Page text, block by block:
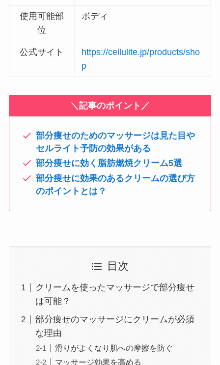
使用可能部
位
ボディ
公式サイト
https://cellulite.jp/products/sho
p
＼記事のポイント／
部分痩せのためのマッサージは見た目や
セルライト予防の効果がある
部分痩せに効く脂肪燃焼クリーム5選
部分痩せに効果のあるクリームの選び方
のポイントとは？
目次
クリームを使ったマッサージで部分痩せ
は可能？
部分痩せのマッサージにクリームが必須
な理由
滑りがよくなり肌への摩擦を防ぐ
マッサージ効果を高める